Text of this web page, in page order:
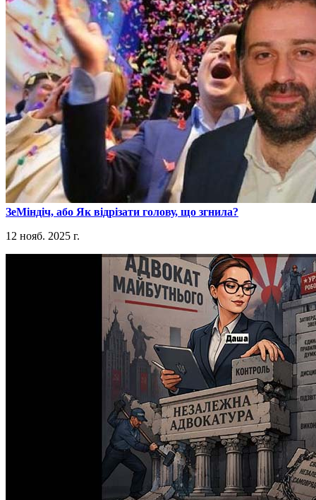
​ЗеМіндіч, або Як відрізати голову, що згнила?
12 нояб. 2025 г.